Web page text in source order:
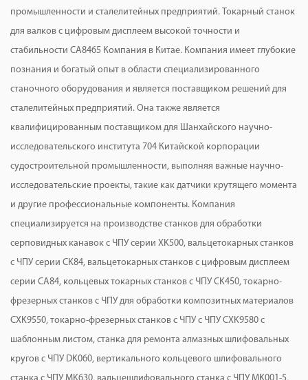
промышленности и сталелитейных предприятий. Токарный станок
для валков с цифровым дисплеем высокой точности и
стабильности CA8465 Компания в Китае. Компания имеет глубокие
познания и богатый опыт в области специализированного
станочного оборудования и является поставщиком решений для
сталелитейных предприятий. Она также является
квалифицированным поставщиком для Шанхайского научно-
исследовательского института 704 Китайской корпорации
судостроительной промышленности, выполняя важные научно-
исследовательские проекты, такие как датчики крутящего момента
и другие профессиональные компоненты. Компания
специализируется на производстве станков для обработки
серповидных канавок с ЧПУ серии XK500, вальцетокарных станков
с ЧПУ серии CK84, вальцетокарных станков с цифровым дисплеем
серии CA84, кольцевых токарных станков с ЧПУ CK450, токарно-
фрезерных станков с ЧПУ для обработки композитных материалов
CXK9550, токарно-фрезерных станков с ЧПУ с ЧПУ CXK9580 с
шаблонным листом, станка для ремонта алмазных шлифовальных
кругов с ЧПУ DK060, вертикального кольцевого шлифовального